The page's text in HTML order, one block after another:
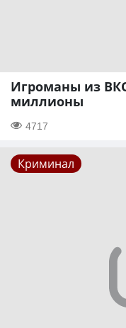
Игроманы из
миллионы
4717
Криминал